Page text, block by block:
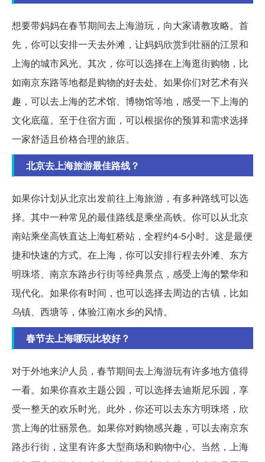
想要带妈妈在春节期间去上海游玩，向大家请教攻略。首
先，你可以安排一天去外滩，让妈妈欣赏到壮丽的江景和
上海的城市风光。其次，你可以选择在上海逛街购物，比
如南京东路等地都是购物的好去处。如果你们对艺术有兴
趣，可以去上海的艺术馆、博物馆等地，感受一下上海的
文化底蕴。至于住宿方面，可以根据你的预算和需求选择
一家舒适且价格合理的旅店。
北京去上海旅游最佳路线？
如果你计划从北京出发前往上海旅游，有多种路线可以选
择。其中一种常见的最佳路线是乘坐高铁。你可以从北京
南站乘坐高铁直达上海虹桥站，全程约4-5小时。这是最便
捷和快速的方式。在上海，你可以安排行程去外滩、东方
明珠塔、南京东路步行街等经典景点，感受上海的繁华和
现代化。如果你有时间，也可以选择去周边的古镇，比如
乌镇、西塘等，体验江南水乡的风情。
春节去上海哪玩比较好？
对于外地来沪人员，春节期间去上海游玩有许多地方值得
一看。如果你喜欢主题公园，可以选择去迪斯尼乐园，享
受一整天的欢乐时光。此外，你还可以去东方明珠塔，欣
赏上海的壮丽景色。如果你对购物感兴趣，可以去南京东
路步行街，这里有许多大型商场和购物中心。当然，上海